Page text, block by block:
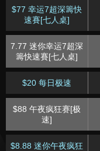
$77 幸运7超深籌快
速賽[七人桌]
7.77 迷你幸运7超深
籌快速賽[七人桌]
$20 每日极速
$88 午夜疯狂赛[极
速]
$8.88 迷你午夜疯狂